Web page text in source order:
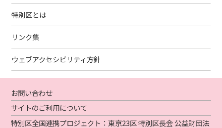
特別区とは
リンク集
ウェブアクセシビリティ方針
お問い合わせ
サイトのご利用について
特別区全国連携プロジェクト：東京23区 特別区長会 公益財団法